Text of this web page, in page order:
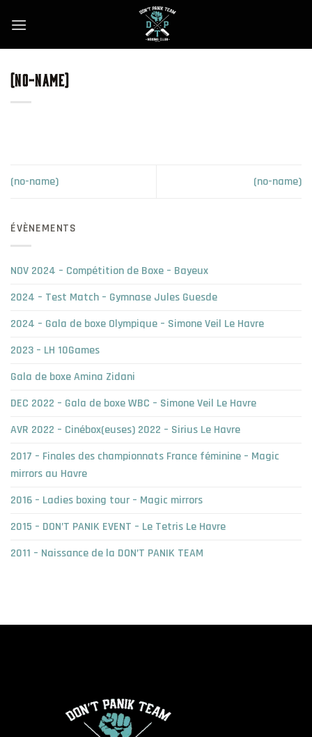
(NO-NAME)
(no-name) (no-name)
ÉVÈNEMENTS
NOV 2024 – Compétition de Boxe – Bayeux
2024 – Test Match – Gymnase Jules Guesde
2024 – Gala de boxe Olympique – Simone Veil Le Havre
2023 – LH 10Games
Gala de boxe Amina Zidani
DEC 2022 – Gala de boxe WBC – Simone Veil Le Havre
AVR 2022 – Cinébox(euses) 2022 – Sirius Le Havre
2017 – Finales des championnats France féminine – Magic
mirrors au Havre
2016 – Ladies boxing tour – Magic mirrors
2015 – DON’T PANIK EVENT – Le Tetris Le Havre
2011 – Naissance de la DON’T PANIK TEAM